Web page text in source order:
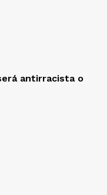
antirracista o